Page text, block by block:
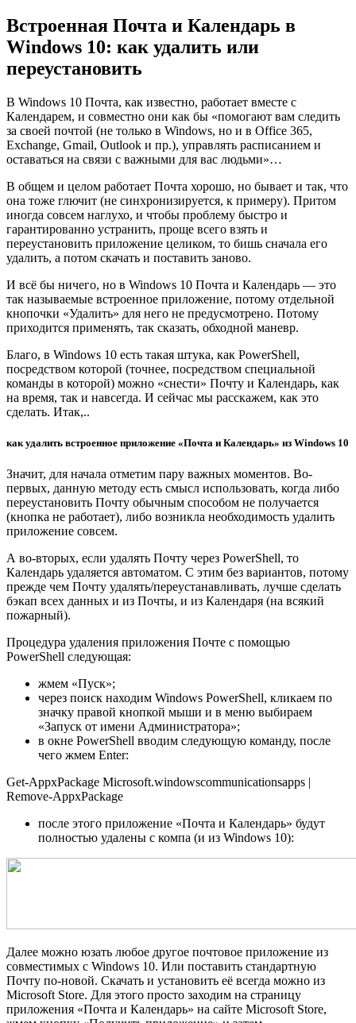
Встроенная Почта и Календарь в
Windows 10: как удалить или
переустановить
В Windows 10 Почта, как известно, работает вместе с
Календарем, и совместно они как бы «помогают вам следить
за своей почтой (не только в Windows, но и в Office 365,
Exchange, Gmail, Outlook и пр.), управлять расписанием и
оставаться на связи с важными для вас людьми»…
В общем и целом работает Почта хорошо, но бывает и так, что
она тоже глючит (не синхронизируется, к примеру). Притом
иногда совсем наглухо, и чтобы проблему быстро и
гарантированно устранить, проще всего взять и
переустановить приложение целиком, то бишь сначала его
удалить, а потом скачать и поставить заново.
И всё бы ничего, но в Windows 10 Почта и Календарь — это
так называемые встроенное приложение, потому отдельной
кнопочки «Удалить» для него не предусмотрено. Потому
приходится применять, так сказать, обходной маневр.
Благо, в Windows 10 есть такая штука, как PowerShell,
посредством которой (точнее, посредством специальной
команды в которой) можно «снести» Почту и Календарь, как
на время, так и навсегда. И сейчас мы расскажем, как это
сделать. Итак,..
как удалить встроенное приложение «Почта и Календарь» из Windows 10
Значит, для начала отметим пару важных моментов. Во-
первых, данную методу есть смысл использовать, когда либо
переустановить Почту обычным способом не получается
(кнопка не работает), либо возникла необходимость удалить
приложение совсем.
А во-вторых, если удалять Почту через PowerShell, то
Календарь удаляется автоматом. С этим без вариантов, потому
прежде чем Почту удалять/переустанавливать, лучше сделать
бэкап всех данных и из Почты, и из Календаря (на всякий
пожарный).
Процедура удаления приложения Почте с помощью
PowerShell следующая:
жмем «Пуск»;
через поиск находим Windows PowerShell, кликаем по
значку правой кнопкой мыши и в меню выбираем
«Запуск от имени Администратора»;
в окне PowerShell вводим следующую команду, после
чего жмем Enter:
Get-AppxPackage Microsoft.windowscommunicationsapps |
Remove-AppxPackage
после этого приложение «Почта и Календарь» будут
полностью удалены с компа (и из Windows 10):
Далее можно юзать любое другое почтовое приложение из
совместимых с Windows 10. Или поставить стандартную
Почту по-новой. Скачать и установить её всегда можно из
Microsoft Store. Для этого просто заходим на страницу
приложения «Почта и Календарь» на сайте Microsoft Store,